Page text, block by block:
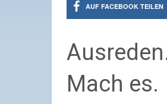
AUF FACEBOOK TEILEN
Mach es.